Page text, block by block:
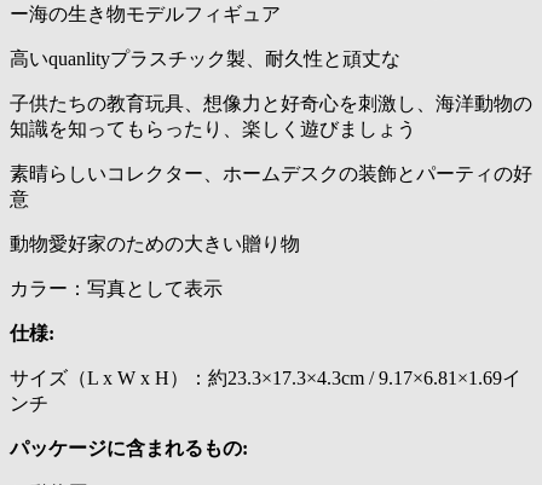
ー海の生き物モデルフィギュア
高いquanlityプラスチック製、耐久性と頑丈な
子供たちの教育玩具、想像力と好奇心を刺激し、海洋動物の
知識を知ってもらったり、楽しく遊びましょう
素晴らしいコレクター、ホームデスクの装飾とパーティの好
意
動物愛好家のための大きい贈り物
カラー：写真として表示
仕様:
サイズ（L x W x H）：約23.3×17.3×4.3cm / 9.17×6.81×1.69イ
ンチ
パッケージに含まれるもの: